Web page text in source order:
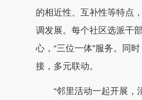
的相近性、互补性等特点
调发展。每个社区选派干
心，“三位一体”服务。同
接，多元联动。
“邻里活动一起开展